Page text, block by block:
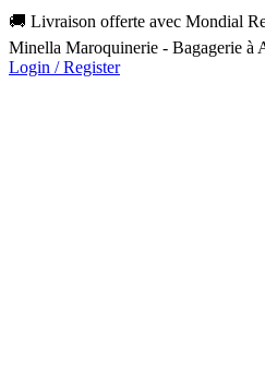
🚚 Livraison offerte avec Mondial
Minella Maroquinerie - Bagagerie à
Login / Register